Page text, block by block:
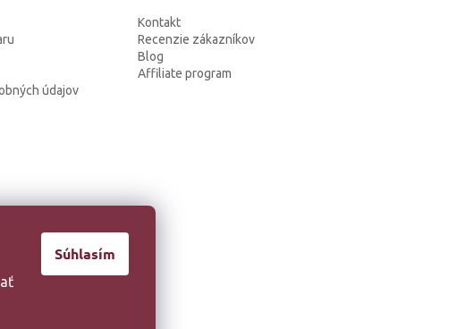
Súhlasím
údajov
Kontakt
Recenzie zákazníkov
Blog
Affiliate program